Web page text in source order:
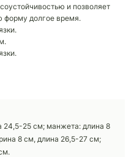
и позволяет
форму долгое время.
24,5-25 см; манжета: длина 8
8 см, длина 26,5-27 см;